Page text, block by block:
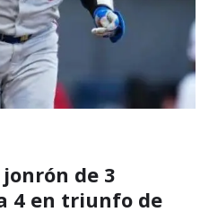
de 3
4 en triunfo de